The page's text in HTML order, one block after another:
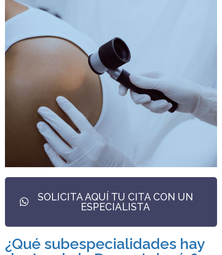
SOLICITA AQUÍ TU CITA CON UN
ESPECIALISTA
¿Qué subespecialidades hay